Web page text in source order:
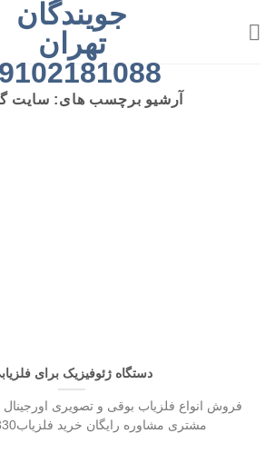
جویندگان
تهران
آرشیو برچسب های: سایت
دستگاه ژئوفیزیک برای
فروش انواع فلزیاب بوقی و تصویری
مشتری مشاوره رایگان خرید فلزیاب09102191330